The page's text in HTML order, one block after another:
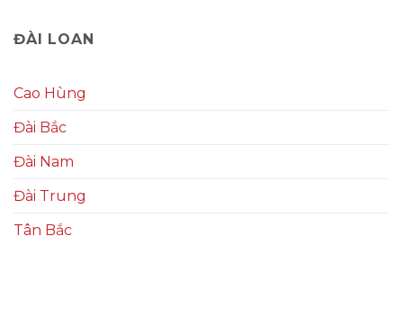
ĐÀI LOAN
Cao Hùng
Đài Bắc
Đài Nam
Đài Trung
Tân Bắc